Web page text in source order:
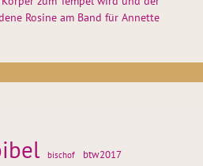
Rosine am Band für Annette
bischof btw2017